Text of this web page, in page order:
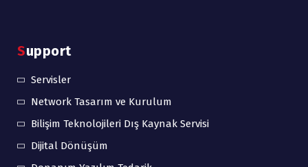
Support
Servisler
Network Tasarım ve Kurulum
Bilişim Teknolojileri Dış Kaynak Servisi
Dijital Dönüşüm